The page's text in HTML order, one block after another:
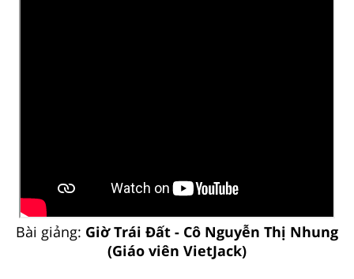
Bài giảng: Giờ Trái Đất - Cô Nguyễn Thị Nhung
(Giáo viên VietJack)